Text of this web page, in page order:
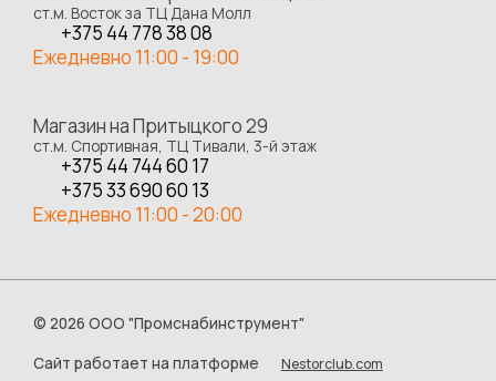
ст.м. Восток за ТЦ Дана Молл
+375 44 778 38 08
Ежедневно 11:00 - 19:00
Магазин на Притыцкого 29
ст.м. Спортивная, ТЦ Тивали, 3-й этаж
+375 44 744 60 17
+375 33 690 60 13
Ежедневно 11:00 - 20:00
© 2026 ООО "Промснабинструмент"
Сайт работает на платформе
Nestorclub.com